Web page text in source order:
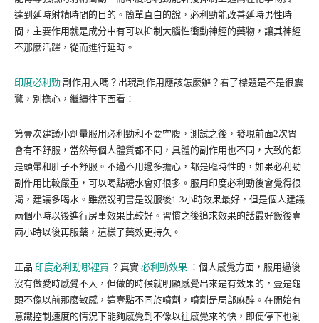
達到延時射精時間的目的。簡單直白的說，必利勁能改善延時男性時
間，主要作用就是成分中有可以抑制大腦性衝動神經的藥物，讓其神經
不那麼活躍，從而進行延時。
印度必利勁 副作用大嗎？出現副作用應該怎麼辦？看了標題是不是很震
驚，別擔心，繼續往下面看：
第壹次建議小劑量服用必利勁和不要空腹，測試之後，發現前面2次胃
會有不舒服，當然每個人體質都不同，具體的副作用也不同，大致的都
是頭暈和肚子不舒服。不過不用過多擔心，都是臨時性的，如果必利勁
副作用比較嚴重，可以喝點糖水會好很多。服用印度必利勁後會覺得很
渴，建議多喝水。雖然說明書是說服後1-3小時效果最好，但是個人建議
兩個小時以後進行房事效果比較好。習慣之後追求效果的話最好飯後壹
兩小時以後再服藥，這樣子藥效更持久。
正品 印度必利勁哪裡買 ？真實 必利勁效果 ：個人感覺方面，服用過後
沒有做愛時感覺不大，但做的時候就明顯感覺出來是有效果的，壹是龜
頭不像以前那麼敏感，這壹點不同於噴劑，噴劑是局部麻醉。在開始有
意識控制速度的情況下能夠感覺到不像以往感覺來的快，即便停下也剎